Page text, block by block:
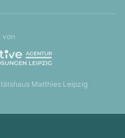
von
Matthies Leipzig